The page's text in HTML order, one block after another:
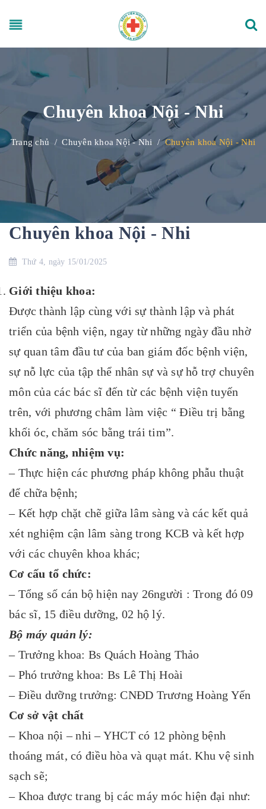
Chuyên khoa Nội - Nhi
Trang chủ / Chuyên khoa Nội - Nhi / Chuyên khoa Nội - Nhi
Chuyên khoa Nội - Nhi
Thứ 4, ngày 15/01/2025
Giới thiệu khoa:
Được thành lập cùng với sự thành lập và phát
triển của bệnh viện, ngay từ những ngày đầu nhờ
sự quan tâm đầu tư của ban giám đốc bệnh viện,
sự nỗ lực của tập thể nhân sự và sự hỗ trợ chuyên
môn của các bác sĩ đến từ các bệnh viện tuyến
trên, với phương châm làm việc “ Điều trị bằng
khối óc, chăm sóc bằng trái tim”.
Chức năng, nhiệm vụ:
– Thực hiện các phương pháp không phẫu thuật
để chữa bệnh;
– Kết hợp chặt chẽ giữa lâm sàng và các kết quả
xét nghiệm cận lâm sàng trong KCB và kết hợp
với các chuyên khoa khác;
Cơ cấu tổ chức:
– Tổng số cán bộ hiện nay 26người : Trong đó 09
bác sĩ, 15 điều dưỡng, 02 hộ lý.
Bộ máy quản lý:
– Trưởng khoa: Bs Quách Hoàng Thảo
– Phó trưởng khoa: Bs Lê Thị Hoài
– Điều dưỡng trưởng: CNĐD Trương Hoàng Yến
Cơ sở vật chất
– Khoa nội – nhi – YHCT có 12 phòng bệnh
thoáng mát, có điều hòa và quạt mát. Khu vệ sinh
sạch sẽ;
– Khoa được trang bị các máy móc hiện đại như: